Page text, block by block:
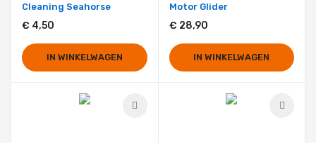
Cleaning Seahorse
€ 4,50
IN WINKELWAGEN
Motor Glider
€ 28,90
IN WINKELWAGEN